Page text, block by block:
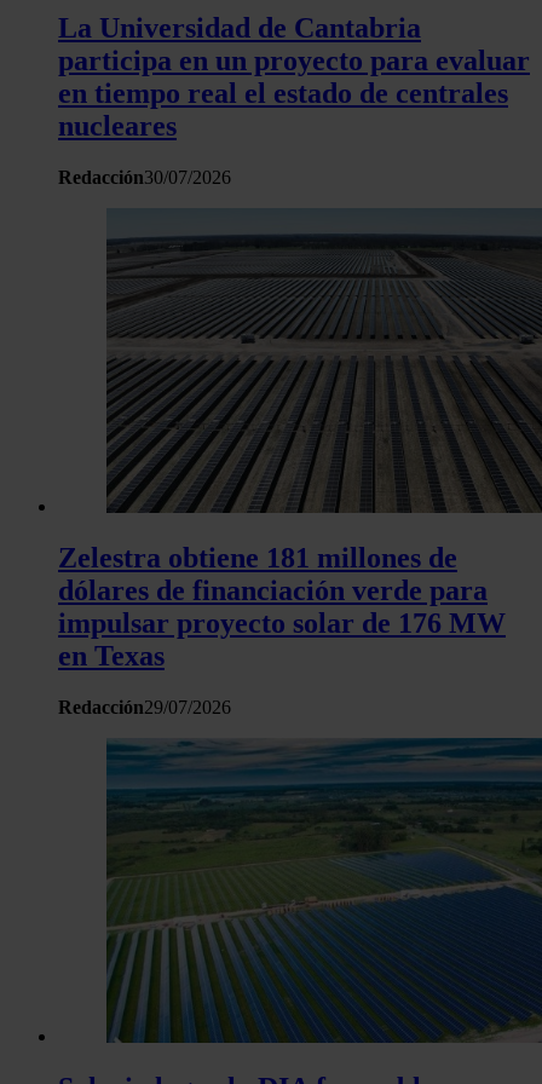
haya proporcionado o que hayan recopilado a partir del uso
hecho de sus servicios.
La Universidad de Cantabria
participa en un proyecto para evaluar
en tiempo real el estado de centrales
nucleares
Redacción30/07/2026
Zelestra obtiene 181 millones de
dólares de financiación verde para
impulsar proyecto solar de 176 MW
en Texas
Redacción29/07/2026